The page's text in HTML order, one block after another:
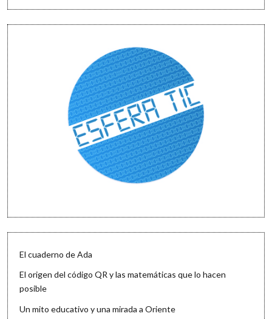
El cuaderno de Ada
El origen del código QR y las matemáticas que lo hacen
posible
Un mito educativo y una mirada a Oriente